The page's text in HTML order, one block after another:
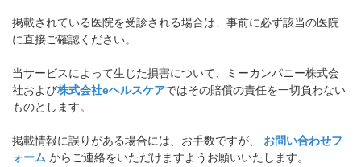
掲載されている医院を受診される場合は、事前に必ず該当の医院
に直接ご確認ください。
当サービスによって生じた損害について、ミーカンパニー株式会
社および株式会社eヘルスケアではその賠償の責任を一切負わない
ものとします。
掲載情報に誤りがある場合には、お手数ですが、 お問い合わせフ
ォーム からご連絡をいただけますようお願いいたします。